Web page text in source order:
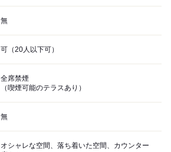
無
可（20人以下可）
全席禁煙
（喫煙可能のテラスあり）
無
オシャレな空間、落ち着いた空間、カウンター